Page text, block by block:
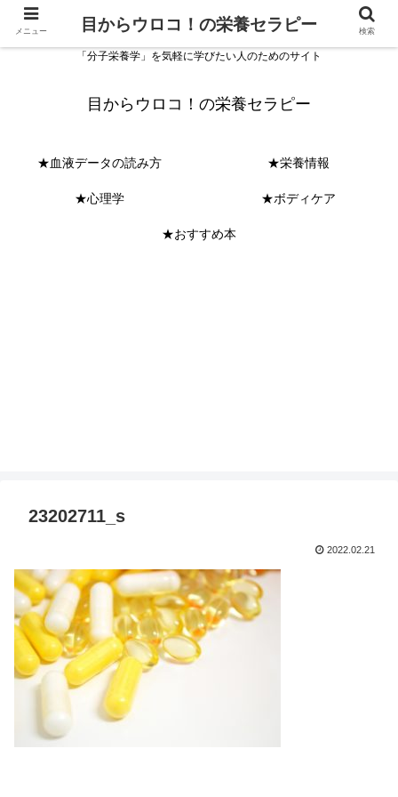
「分子栄養学」を気軽に学びたい人のためのサイト
目からウロコ！の栄養セラピー
★血液データの読み方 ★栄養情報
★心理学 ★ボディケア
★おすすめ本
23202711_s
2022.02.21
メニュー 目からウロコ！の栄養セラピー 検索